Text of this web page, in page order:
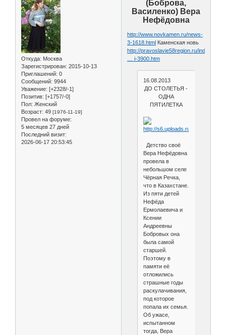
Откуда: Москва
Зарегистрирован: 2015-10-13
Приглашений: 0
Сообщений: 9944
Уважение: [+2328/-1]
Позитив: [+1757/-0]
Пол: Женский
Возраст: 49 [1976-11-19]
Провел на форуме:
5 месяцев 27 дней
Последний визит:
2026-06-17 20:53:45
(Боброва,
Василенко) Вера
Нефёдовна
http://www.novkamen.ru/news-
3-1618.html Каменская новь
http://pravoslavie58region.ru/index.php
… i-3900.htm
16.08.2013
ДО СТОЛЕТЬЯ -
ОДНА
ПЯТИЛЕТКА
Детство своё
Вера Нефёдовна
провела в
небольшом селе
Чёрная Речка,
что в Казахстане.
Из пяти детей
Нефёда
Ермолаевича и
Ксении
Андреевны
Бобровых она
была самой
старшей.
Поэтому в
памяти её
отложились
страшные годы
раскулачивания,
под которое
попала их семья.
Об ужасе,
испытанном
тогда, Вера